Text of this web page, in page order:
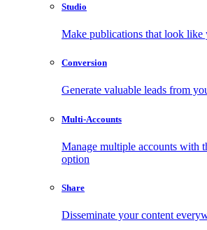
Studio
Make publications that look like
Conversion
Generate valuable leads from
Multi-Accounts
Manage multiple accounts with
option
Share
Disseminate your content